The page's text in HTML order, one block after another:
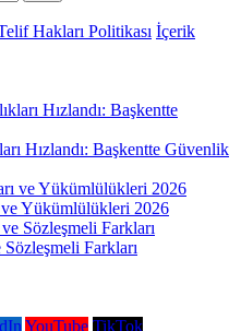
Hakları Politikası İçerik
Hızlandı: Başkentte Güvenlik
ve Yükümlülükleri 2026
Farkları
YouTube TikTok